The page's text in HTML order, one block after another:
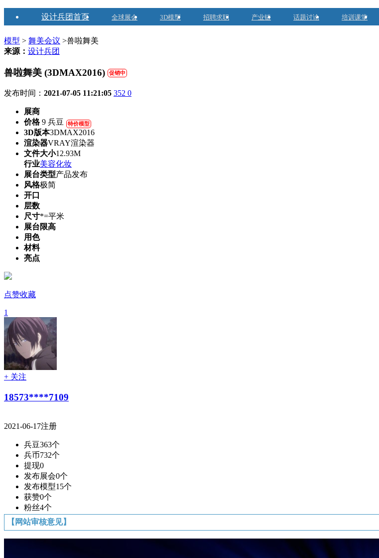
设计兵团首页 全球展会 3D模型 招聘求职 产业链 话题讨论 培训课堂
模型 > 舞美会议 >兽啦舞美
来源： 设计兵团
兽啦舞美 (3DMAX2016) 促销中
发布时间： 2021-07-05 11:21:05 352 0
展商
价格9 兵豆 特价模型
3D版本3DMAX2016
渲染器VRAY渲染器
文件大小12.93M
行业美容化妆
展台类型产品发布
风格极简
开口
层数
尺寸*=平米
展台限高
用色
材料
亮点
点赞收藏
1
+ 关注
18573****7109
2021-06-17注册
兵豆363个
兵币732个
提现0
发布展会0个
发布模型15个
获赞0个
粉丝4个
【网站审核意见】